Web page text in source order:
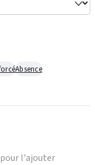
Absence
l'ajouter